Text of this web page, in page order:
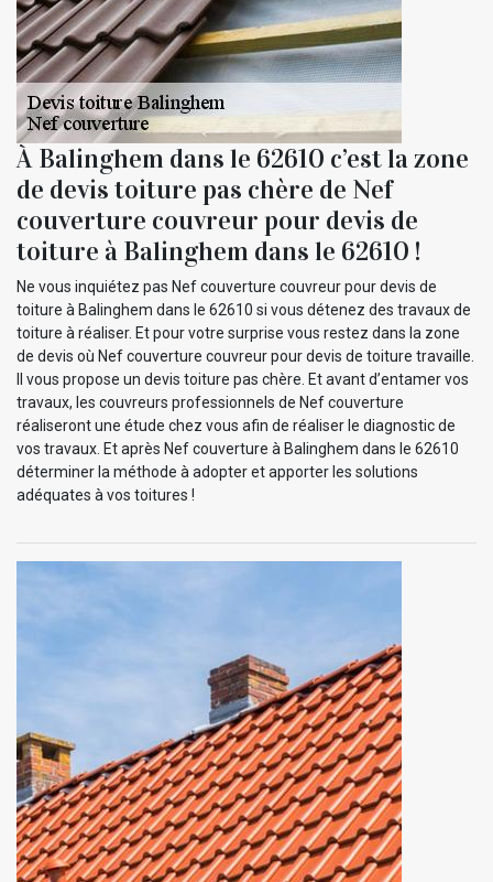
À Balinghem dans le 62610 c’est la zone
de devis toiture pas chère de Nef
couverture couvreur pour devis de
toiture à Balinghem dans le 62610 !
Ne vous inquiétez pas Nef couverture couvreur pour devis de
toiture à Balinghem dans le 62610 si vous détenez des travaux de
toiture à réaliser. Et pour votre surprise vous restez dans la zone
de devis où Nef couverture couvreur pour devis de toiture travaille.
Il vous propose un devis toiture pas chère. Et avant d’entamer vos
travaux, les couvreurs professionnels de Nef couverture
réaliseront une étude chez vous afin de réaliser le diagnostic de
vos travaux. Et après Nef couverture à Balinghem dans le 62610
déterminer la méthode à adopter et apporter les solutions
adéquates à vos toitures !